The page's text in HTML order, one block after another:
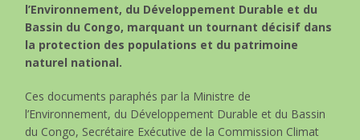
l’Environnement, du Développement Durable et du
Bassin du Congo, marquant un tournant décisif dans
la protection des populations et du patrimoine
naturel national.
Ces documents paraphés par la Ministre de
l’Environnement, du Développement Durable et du Bassin
du Congo, Secrétaire Exécutive de la Commission Climat